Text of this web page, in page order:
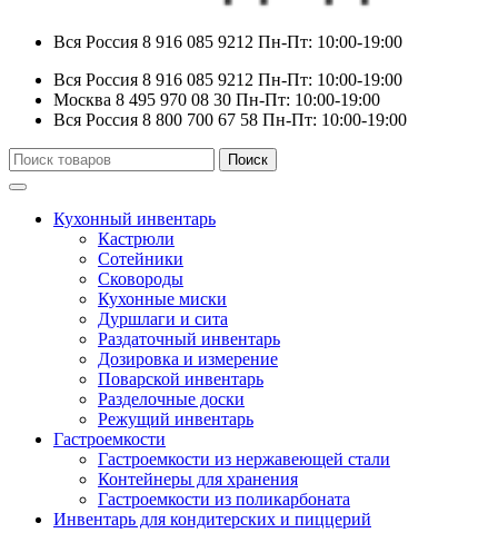
Вся Россия 8 916 085 9212 Пн-Пт: 10:00-19:00
Вся Россия 8 916 085 9212 Пн-Пт: 10:00-19:00
Москва 8 495 970 08 30 Пн-Пт: 10:00-19:00
Вся Россия 8 800 700 67 58 Пн-Пт: 10:00-19:00
Искать:
Поиск
Кухонный инвентарь
Кастрюли
Сотейники
Сковороды
Кухонные миски
Дуршлаги и сита
Раздаточный инвентарь
Дозировка и измерение
Поварской инвентарь
Разделочные доски
Режущий инвентарь
Гастроемкости
Гастроемкости из нержавеющей стали
Контейнеры для хранения
Гастроемкости из поликарбоната
Инвентарь для кондитерских и пиццерий